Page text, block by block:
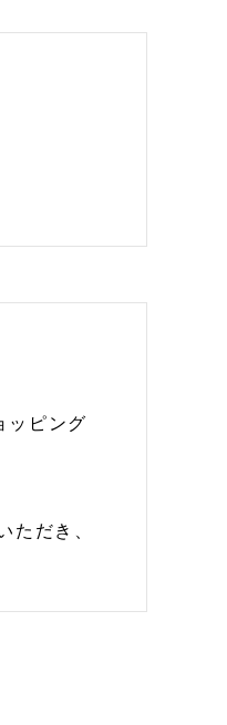
ッピング
ただき、